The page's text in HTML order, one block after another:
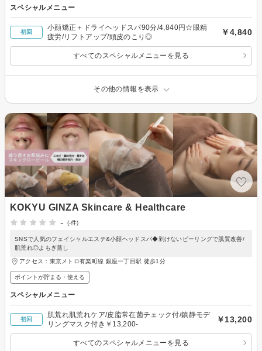
スペシャルメニュー
初回
小顔矯正＋ドライヘッドスパ90分/4,840円☆眼精
疲労/リフトアップ/頭皮のこり◎
￥4,840
すべてのスペシャルメニューを見る
その他の情報を表示
KOKYU GINZA Skincare & Healthcare
-
(-件)
SNSで人気のフェイシャルエステ&小顔ヘッドスパ◆剥けないピーリングで肌質改善/
肌荒れ◎よもぎ蒸し
アクセス：東京メトロ有楽町線 銀座一丁目駅 徒歩1分
ポイントが貯まる・使える
スペシャルメニュー
初回
肌荒れ肌荒れケア/皮脂常在菌チェック付/鎮静モデ
リングマスク付き￥13,200-
￥13,200
すべてのスペシャルメニューを見る